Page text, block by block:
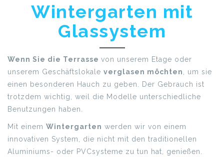
Wintergarten mit
Glassystem
Wenn Sie die Terrasse von unserem Etage oder
unserem Geschäftslokale verglasen möchten
, um sie
einen besonderen Hauch zu geben. Der Gebrauch ist
trotzdem wichtig, weil die Modelle unterschiedliche
Benutzungen haben.
Mit einem Wintergarten werden wir von einem
innovativen System, die nicht mit den traditionellen
Aluminiums- oder PVCsysteme zu tun hat, genießen.